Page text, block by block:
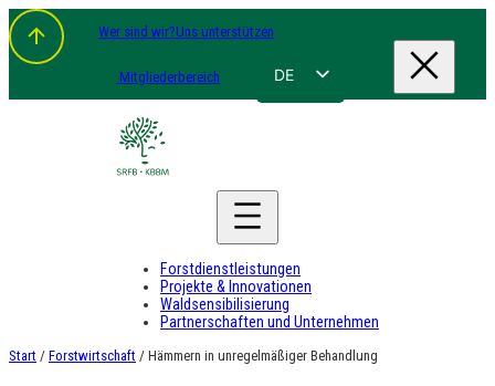
Zum
Inhalt
springen
Wer sind wir?Uns unterstützen
Mitgliederbereich DE
Forstdienstleistungen
Projekte & Innovationen
Waldsensibilisierung
Partnerschaften und Unternehmen
Start / Forstwirtschaft / Hämmern in unregelmäßiger Behandlung